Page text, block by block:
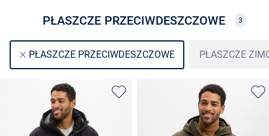
PŁASZCZE PRZECIWDESZCZOWE 3
PŁASZCZE PRZECIWDESZCZOWE PŁASZCZE